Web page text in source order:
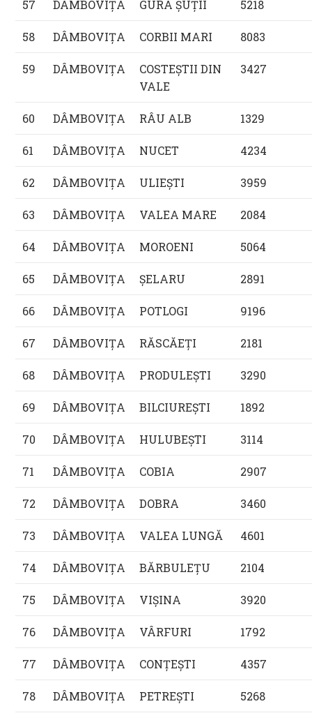
57 DÂMBOVIŢA GURA ŞUŢII 5218
58 DÂMBOVIŢA CORBII MARI 8083
59 DÂMBOVIŢA
COSTEŞTII DIN
VALE
3427
60 DÂMBOVIŢA RÂU ALB 1329
61 DÂMBOVIŢA NUCET 4234
62 DÂMBOVIŢA ULIEŞTI 3959
63 DÂMBOVIŢA VALEA MARE 2084
64 DÂMBOVIŢA MOROENI 5064
65 DÂMBOVIŢA ŞELARU 2891
66 DÂMBOVIŢA POTLOGI 9196
67 DÂMBOVIŢA RĂSCĂEŢI 2181
68 DÂMBOVIŢA PRODULEŞTI 3290
69 DÂMBOVIŢA BILCIUREŞTI 1892
70 DÂMBOVIŢA HULUBEŞTI 3114
71 DÂMBOVIŢA COBIA 2907
72 DÂMBOVIŢA DOBRA 3460
73 DÂMBOVIŢA VALEA LUNGĂ 4601
74 DÂMBOVIŢA BĂRBULEŢU 2104
75 DÂMBOVIŢA VIŞINA 3920
76 DÂMBOVIŢA VÂRFURI 1792
77 DÂMBOVIŢA CONŢEŞTI 4357
78 DÂMBOVIŢA PETREŞTI 5268